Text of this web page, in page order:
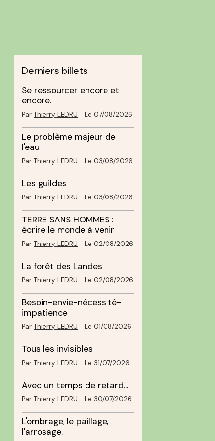
Derniers billets
Se ressourcer encore et
encore.
ParThierry LEDRU Le 07/08/2026
Le problème majeur de
l'eau
ParThierry LEDRU Le 03/08/2026
Les guildes
ParThierry LEDRU Le 03/08/2026
TERRE SANS HOMMES :
écrire le monde à venir
ParThierry LEDRU Le 02/08/2026
La forêt des Landes
ParThierry LEDRU Le 02/08/2026
Besoin-envie-nécessité-
impatience
ParThierry LEDRU Le 01/08/2026
Tous les invisibles
ParThierry LEDRU Le 31/07/2026
Avec un temps de retard...
ParThierry LEDRU Le 30/07/2026
L'ombrage, le paillage,
l'arrosage.